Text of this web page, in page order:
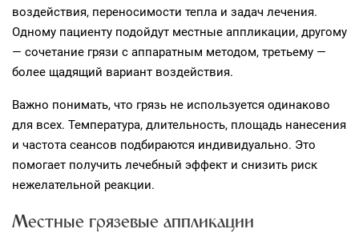
воздействия, переносимости тепла и задач лечения.
Одному пациенту подойдут местные аппликации, другому
— сочетание грязи с аппаратным методом, третьему —
более щадящий вариант воздействия.
Важно понимать, что грязь не используется одинаково
для всех. Температура, длительность, площадь нанесения
и частота сеансов подбираются индивидуально. Это
помогает получить лечебный эффект и снизить риск
нежелательной реакции.
Местные грязевые аппликации